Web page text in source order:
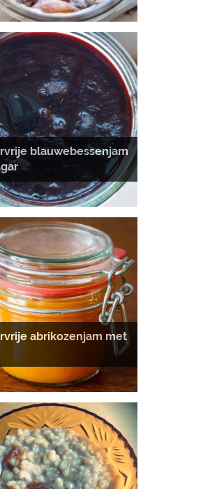
blauwebessenjam
abrikozenjam met